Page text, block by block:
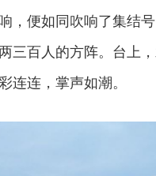
，便如同吹响了集结
三百人的方阵。台上
连连，掌声如潮。